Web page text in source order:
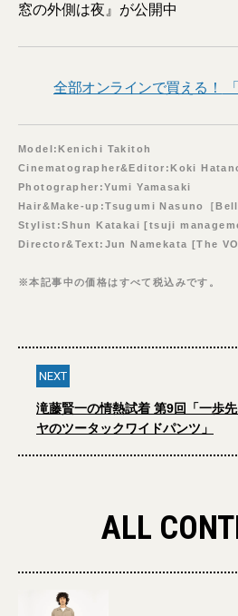
窓の外側は夜』が公開中
全部オンラインで買える！
Model:Kenichi Takitoh
Cinematographer&Editor:Koki
Photographer:Yumi Yamasaki
Hair&Make-up:Tsugumi Nasuno［
Stylist:Shun Katakai [tsuji
Director&Text:Jun Namekata [The
※本記事中の価格はすべて税込みです。
NEXT
滝藤賢一の情熱試着 第9回「一歩
ヤのツータックワイドパンツ」
ALL